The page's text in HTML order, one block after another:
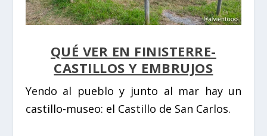
QUÉ VER EN FINISTERRE-
CASTILLOS Y EMBRUJOS
Yendo al pueblo y junto al mar hay un
castillo-museo: el Castillo de San Carlos.